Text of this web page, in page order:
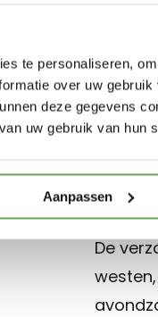
te personaliseren,
over uw
deze gegevens
uw gebruik van hun
Aanpassen
De
en
De